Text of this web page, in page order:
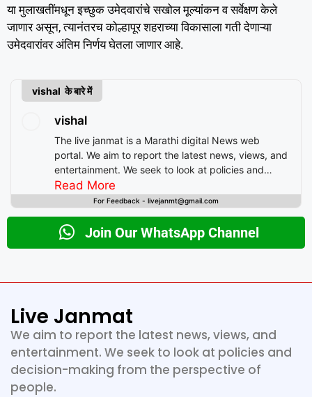
या मुलाखतींमधून इच्छुक उमेदवारांचे सखोल मूल्यांकन व सर्वेक्षण केले
जाणार असून, त्यानंतरच कोल्हापूर शहराच्या विकासाला गती देणाऱ्या
उमेदवारांवर अंतिम निर्णय घेतला जाणार आहे.
vishal के बारे में
vishal
The live janmat is a Marathi digital News web
portal. We aim to report the latest news, views, and
entertainment. We seek to look at policies and
decision-making from the perspective of people.
Read More
For Feedback - livejanmt@gmail.com
Join Our WhatsApp Channel
Live Janmat
We aim to report the latest news, views, and
entertainment. We seek to look at policies and
decision-making from the perspective of
people.